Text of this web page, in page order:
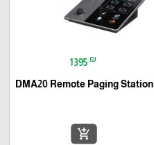
1395 ₪
DMA20 Remote Paging Station
add_shopping_cart